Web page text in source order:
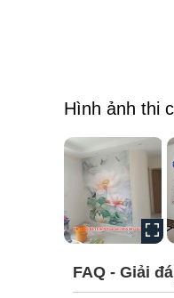
Hình ảnh thi
FAQ - Giải